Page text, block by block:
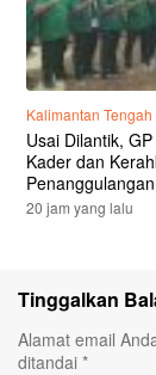
Kalimantan Tengah
Usai Dilantik,
Kader dan
20 jam yang lalu
Tinggalkan
Alamat email
ditandai *